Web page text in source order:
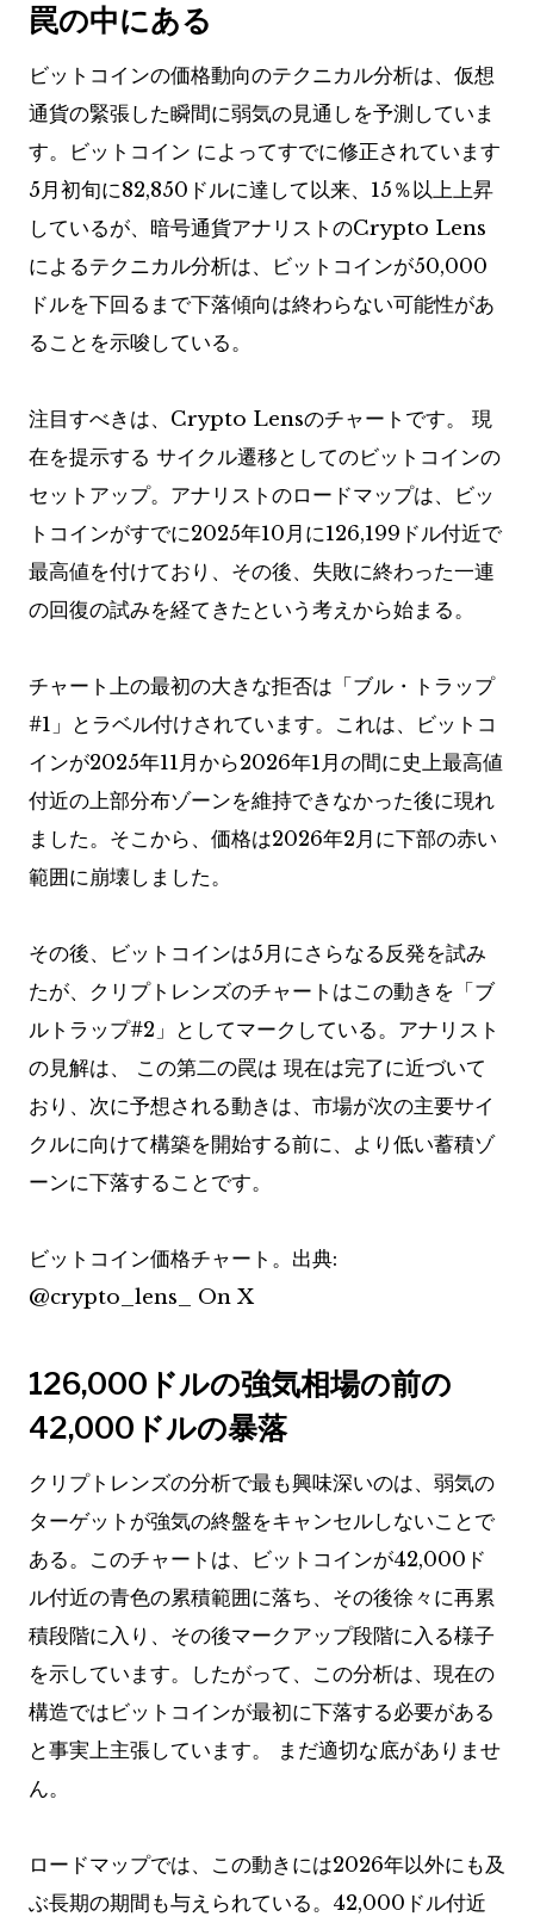
罠の中にある
ビットコインの価格動向のテクニカル分析は、仮想
通貨の緊張した瞬間に弱気の見通しを予測していま
す。ビットコイン によってすでに修正されています
5月初旬に82,850ドルに達して以来、15％以上上昇
しているが、暗号通貨アナリストのCrypto Lens
によるテクニカル分析は、ビットコインが50,000
ドルを下回るまで下落傾向は終わらない可能性があ
ることを示唆している。
注目すべきは、Crypto Lensのチャートです。 現
在を提示する サイクル遷移としてのビットコインの
セットアップ。アナリストのロードマップは、ビッ
トコインがすでに2025年10月に126,199ドル付近で
最高値を付けており、その後、失敗に終わった一連
の回復の試みを経てきたという考えから始まる。
チャート上の最初の大きな拒否は「ブル・トラップ
#1」とラベル付けされています。これは、ビットコ
インが2025年11月から2026年1月の間に史上最高値
付近の上部分布ゾーンを維持できなかった後に現れ
ました。そこから、価格は2026年2月に下部の赤い
範囲に崩壊しました。
その後、ビットコインは5月にさらなる反発を試み
たが、クリプトレンズのチャートはこの動きを「ブ
ルトラップ#2」としてマークしている。アナリスト
の見解は、
この第二の罠は 現在は完了に近づいて
おり、次に予想される動きは、市場が次の主要サイ
クルに向けて構築を開始する前に、より低い蓄積ゾ
ーンに下落することです。
ビットコイン価格チャート。出典:
@crypto_lens_ On X
126,000ドルの強気相場の前の
42,000ドルの暴落
クリプトレンズの分析で最も興味深いのは、弱気の
ターゲットが強気の終盤をキャンセルしないことで
ある。このチャートは、ビットコインが42,000ド
ル付近の青色の累積範囲に落ち、その後徐々に再累
積段階に入り、その後マークアップ段階に入る様子
を示しています。したがって、この分析は、現在の
構造ではビットコインが最初に下落する必要がある
と事実上主張しています。
まだ適切な底がありませ
ん。
ロードマップでは、この動きには2026年以外にも及
ぶ長期の期間も与えられている。42,000ドル付近